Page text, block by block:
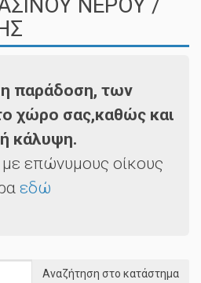
ΝΕΡΟΥ /
παράδοση, των
χώρο σας,καθώς και
κάλυψη.
επώνυμους οίκους
εδώ